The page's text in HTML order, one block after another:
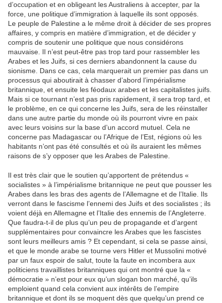
d’occupation et en obligeant les Australiens à accepter, par la
force, une politique d’immigration à laquelle ils sont opposés.
Le peuple de Palestine a le même droit à décider de ses propres
affaires, y compris en matière d’immigration, et de décider y
compris de soutenir une politique que nous considérons
mauvaise. Il n’est peut-être pas trop tard pour rassembler les
Arabes et les Juifs, si ces derniers abandonnent la cause du
sionisme. Dans ce cas, cela marquerait un premier pas dans un
processus qui aboutirait à chasser d’abord l’impérialisme
britannique, et ensuite les féodaux arabes et les capitalistes juifs.
Mais si ce tournant n’est pas pris rapidement, il sera trop tard, et
le problème, en ce qui concerne les Juifs, sera de les réinstaller
dans une autre partie du monde où ils pourront vivre en paix
avec leurs voisins sur la base d’un accord mutuel. Cela ne
concerne pas Madagascar ou l’Afrique de l’Est, régions où les
habitants n’ont pas été consultés et où ils auraient les mêmes
raisons de s’y opposer que les Arabes de Palestine.
Il est très clair que le soutien qu’apportent de prétendus «
socialistes » à l’impérialisme britannique ne peut que pousser les
Arabes dans les bras des agents de l’Allemagne et de l’Italie. Ils
verront dans le fascisme l’ennemi des Juifs et des socialistes ; ils
voient déjà en Allemagne et l’Italie des ennemis de l’Angleterre.
Que faudra-t-il de plus qu’un peu de propagande et d’argent
supplémentaires pour convaincre les Arabes que les fascistes
sont leurs meilleurs amis ? Et cependant, si cela se passe ainsi,
et que le monde arabe se tourne vers Hitler et Mussolini motivé
par un faux espoir de salut, toute la faute en incombera aux
politiciens travaillistes britanniques qui ont montré que la «
démocratie » n’est pour eux qu’un slogan bon marché, qu’ils
emploient quand cela convient aux intérêts de l’empire
britannique et dont ils se moquent dès que quelqu’un prend ce